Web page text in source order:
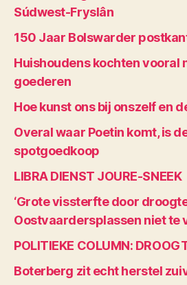
Súdwest-Fryslân
150 Jaar Bolswarder
Huishoudens kochten vooral
goederen
Hoe kunst ons bij onszelf en
Overal waar Poetin komt, is
spotgoedkoop
LIBRA DIENST JOURE-SNEEK
‘Grote vissterfte door
Oostvaardersplassen niet te
POLITIEKE COLUMN:
Boterberg zit echt herstel